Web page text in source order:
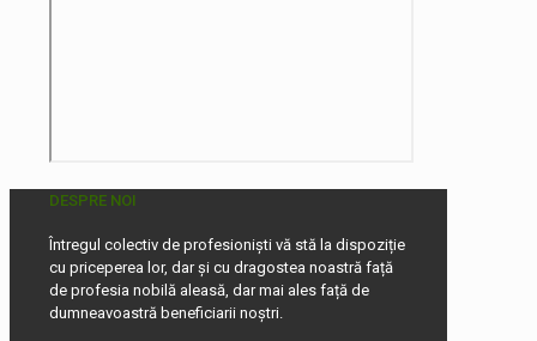
DESPRE NOI
Întregul colectiv de profesioniști vă stă la dispoziție
cu priceperea lor, dar și cu dragostea noastră față
de profesia nobilă aleasă, dar mai ales față de
dumneavoastră beneficiarii noștri.